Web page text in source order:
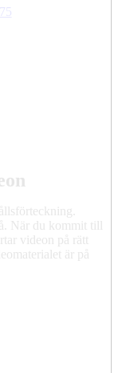
När du kommit till
videon på rätt
är på